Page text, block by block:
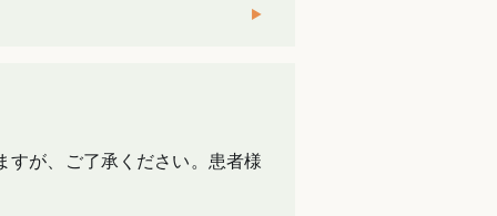
すが、ご了承ください。患者様